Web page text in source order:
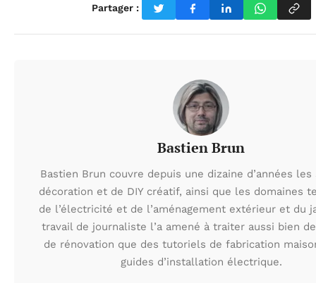
Partager :
Bastien Brun
Bastien Brun couvre depuis une dizaine d’années
décoration et de DIY créatif, ainsi que les domaines
de l’électricité et de l’aménagement extérieur et du
travail de journaliste l’a amené à traiter aussi bien
de rénovation que des tutoriels de fabrication
guides d’installation électrique.